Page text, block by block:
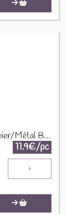
Lapins Couple Coeur Bois de Manguier/Métal Blanc/Naturel 20931
11.9€/pc
+